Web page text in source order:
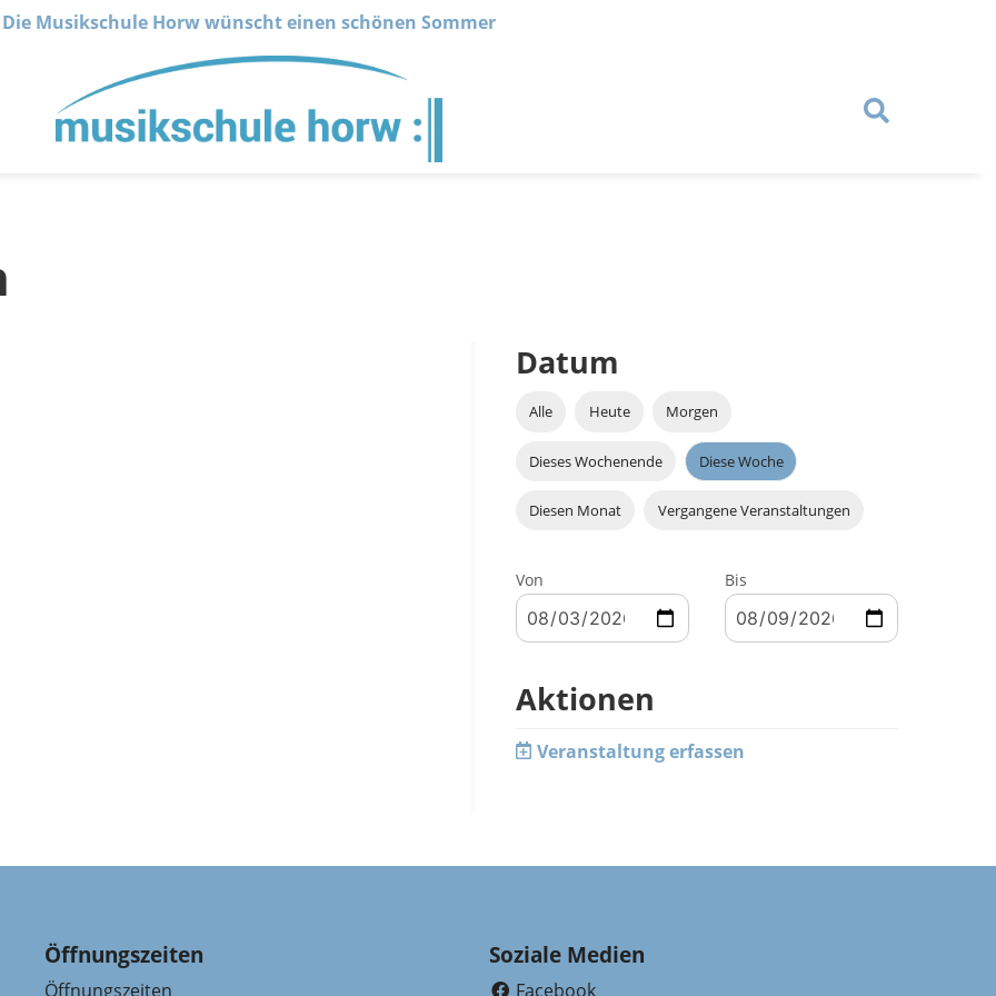
Die Musikschule Horw wünscht einen schönen Sommer
Datum
Alle Heute Morgen
Dieses Wochenende Diese Woche
Diesen Monat Vergangene Veranstaltungen
Von Bis
Aktionen
Veranstaltung erfassen
Öffnungszeiten
Öffnungszeiten
Soziale Medien
Facebook